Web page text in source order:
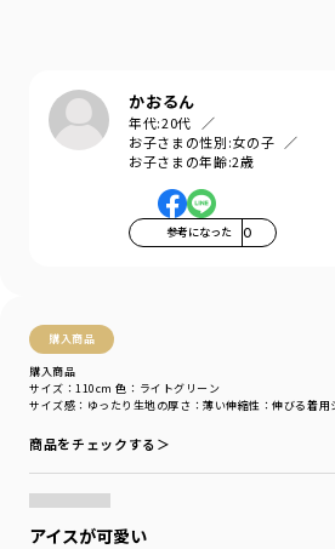
かおるん
年代:20代
お子さまの性別:女の子
お子さまの年齢:2歳
参考になった 0
購入商品
購入商品
サイズ感 ：ゆったり 生地の厚さ ：薄い伸縮性 ：伸びる着用
サイズ：110cm 色：ライトグリーン
商品をチェックする＞
アイスが可愛い